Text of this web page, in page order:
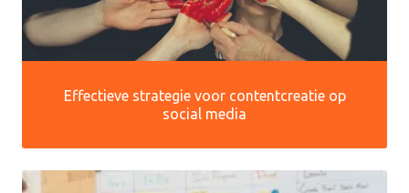
Effectieve strategie voor contentcreatie op
social media